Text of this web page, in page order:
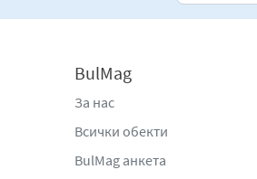
BulMag
За нас
Всички обекти
BulMag анкета